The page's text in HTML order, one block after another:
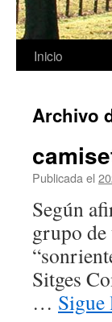
Saltar
contenido
Inicio
Archivo
Publicada el
Según
grupo de
Sitges
… Sigue